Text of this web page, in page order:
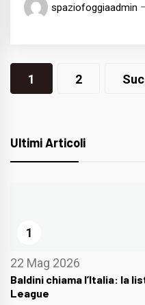
spaziofoggiaadmin
Navigazione
articoli
1 2
Ultimi Articoli
1
22 Mag 2026
Baldini chiama l’Italia: la
League